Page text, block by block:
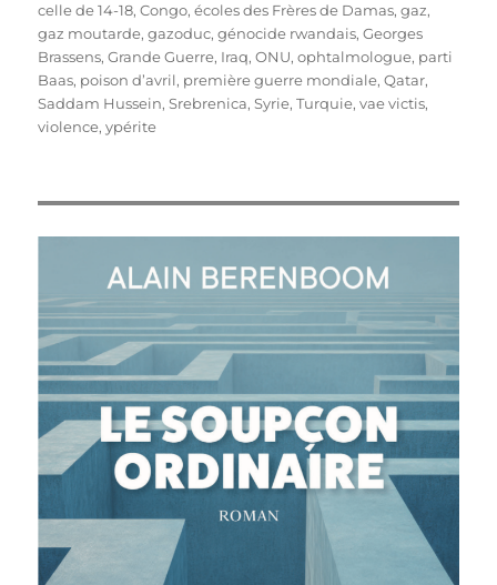
celle de 14-18,Congo,écoles des Frères de Damas,gaz,
gaz moutarde,gazoduc,génocide rwandais,Georges
Brassens,Grande Guerre, Iraq,ONU,ophtalmologue, parti
Baas, poison d’avril, première guerre mondiale,Qatar,
Saddam Hussein,Srebrenica,Syrie,Turquie,vae victis,
violence,ypérite